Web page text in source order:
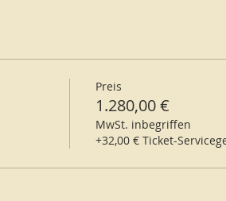
von 25,- €
plus Tagespauschale von 25,- €
Tagespauschale von 25,- €
unserer Tempelwelten.
Preis
1.280,00 €
MwSt. inbegriffen
+32,00 € Ticket-